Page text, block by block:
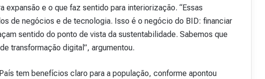
expansão e o que faz sentido para interiorização. “Essas
de negócios e de tecnologia. Isso é o negócio do BID: financiar
sentido do ponto de vista da sustentabilidade. Sabemos que
transformação digital”, argumentou.
tem benefícios claro para a população, conforme apontou